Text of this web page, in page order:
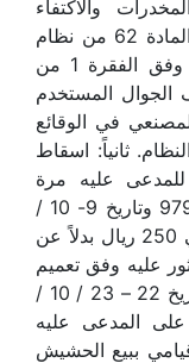
المخدرات والاكتفاء
بالعقوبة الأشد وفقاً للفقرة رقم 1 من المادة 62 من نظام
مكافحة المخدرات 2 منعه من السفر وفق الفقرة 1 من
الهاتف الجوال المستخدم
في الوقائع
رقم 1 من المادة 53 من النظام. ثانياً: اسقاط
عليه مرة
أخرى وفق تعميم وزير الداخلية رقم 9798 وتاريخ 9- 10 /
2/ 1428 ه. ثالثاً: إلزامه بدفع مبلغ مالي 250 ريال بدلاً عن
عليه وفق تعميم
وزير الداخلية رقم 1/ 5/ 4/ 15980 وتاريخ 22 – 23 / 10 /
على المدعى عليه
ببيع الحشيش